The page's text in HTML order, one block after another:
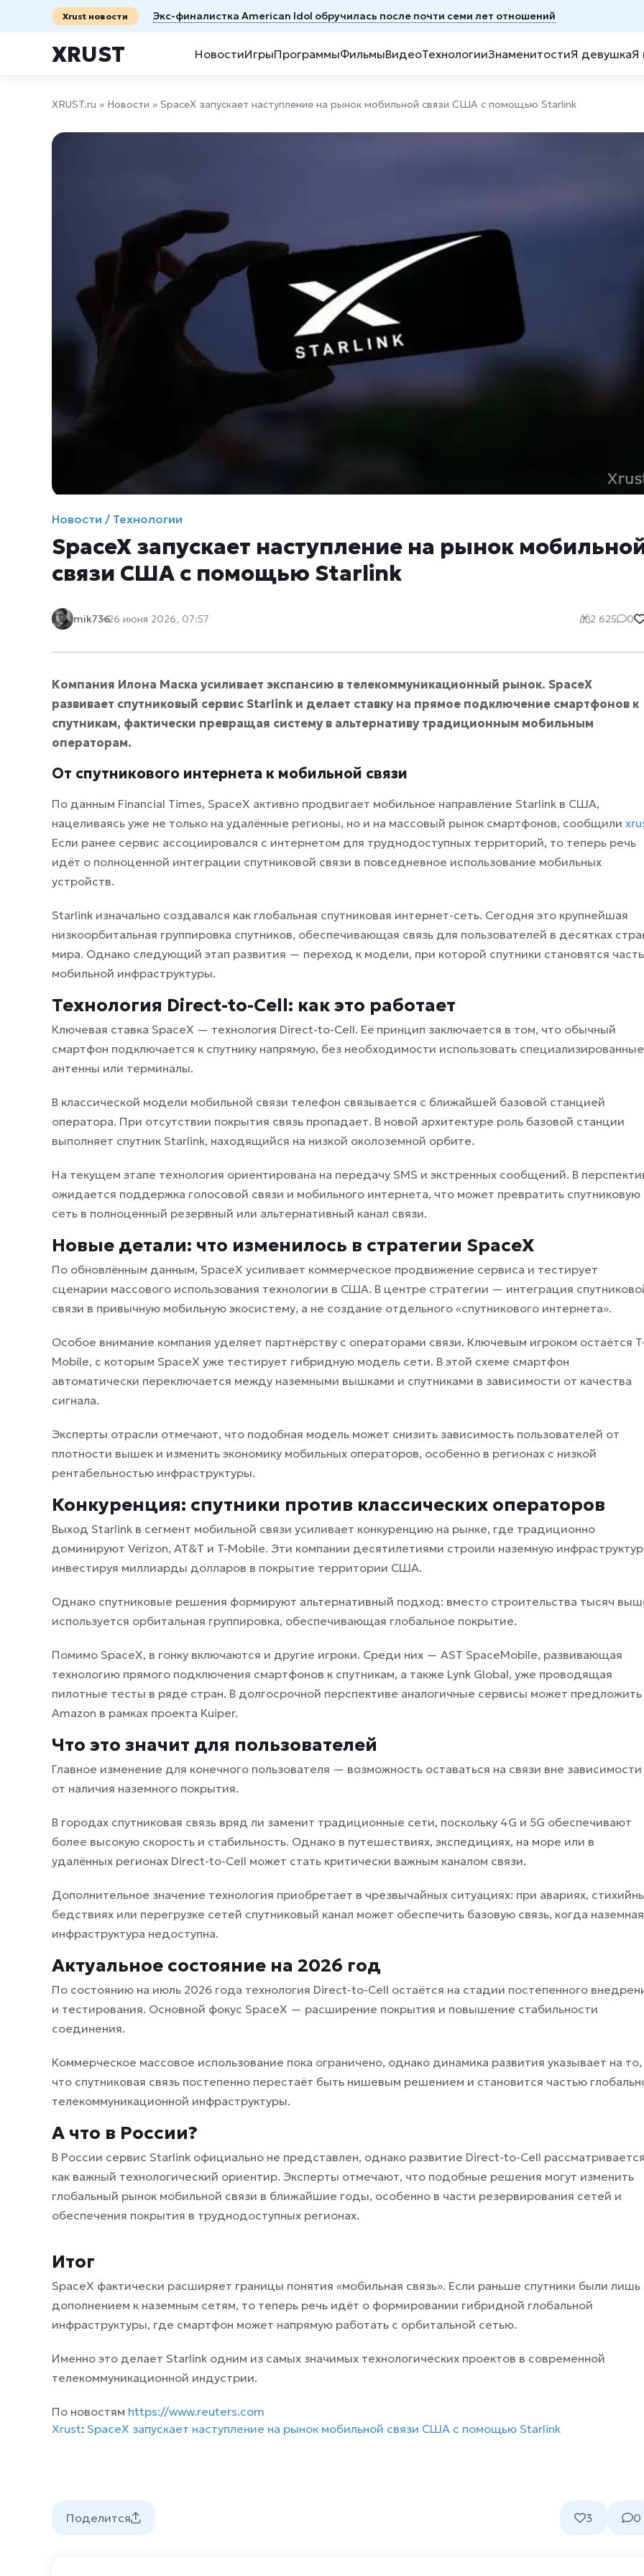
Xrust новости Экс-финалистка American Idol обручилась после почти семи лет отношений
XRUST НовостиИгрыПрограммыФильмыВидеоТехнологииЗнаменитостиЯ девушкаЯ
XRUST.ru » Новости » SpaceX запускает наступление на рынок мобильной связи США с помощью Starlink
Новости / Технологии
SpaceX запускает наступление на рынок
связи США с помощью Starlink
mik73626 июня 2026, 07:57 2 625 0
Компания Илона Маска усиливает экспансию в телекоммуникационный рынок. SpaceX
развивает спутниковый сервис Starlink и делает ставку на прямое подключение смартфонов к
спутникам, фактически превращая систему в альтернативу традиционным мобильным
операторам.
От спутникового интернета к мобильной связи
По данным Financial Times, SpaceX активно продвигает мобильное направление Starlink в США,
нацеливаясь уже не только на удалённые регионы, но и на массовый рынок смартфонов, сообщили
Если ранее сервис ассоциировался с интернетом для труднодоступных территорий, то теперь речь
идёт о полноценной интеграции спутниковой связи в повседневное использование мобильных
устройств.
Starlink изначально создавался как глобальная спутниковая интернет-сеть. Сегодня это крупнейшая
низкоорбитальная группировка спутников, обеспечивающая связь для пользователей в десятках
мира. Однако следующий этап развития — переход к модели, при которой спутники становятся
мобильной инфраструктуры.
Технология Direct-to-Cell: как это работает
Ключевая ставка SpaceX — технология Direct-to-Cell. Её принцип заключается в том, что обычный
смартфон подключается к спутнику напрямую, без необходимости использовать специализированные
антенны или терминалы.
В классической модели мобильной связи телефон связывается с ближайшей базовой станцией
оператора. При отсутствии покрытия связь пропадает. В новой архитектуре роль базовой станции
выполняет спутник Starlink, находящийся на низкой околоземной орбите.
На текущем этапе технология ориентирована на передачу SMS и экстренных сообщений. В
ожидается поддержка голосовой связи и мобильного интернета, что может превратить спутниковую
сеть в полноценный резервный или альтернативный канал связи.
Новые детали: что изменилось в стратегии SpaceX
По обновлённым данным, SpaceX усиливает коммерческое продвижение сервиса и тестирует
сценарии массового использования технологии в США. В центре стратегии — интеграция
связи в привычную мобильную экосистему, а не создание отдельного «спутникового интернета».
Особое внимание компания уделяет партнёрству с операторами связи. Ключевым игроком остаётся
Mobile, с которым SpaceX уже тестирует гибридную модель сети. В этой схеме смартфон
автоматически переключается между наземными вышками и спутниками в зависимости от качества
сигнала.
Эксперты отрасли отмечают, что подобная модель может снизить зависимость пользователей от
плотности вышек и изменить экономику мобильных операторов, особенно в регионах с низкой
рентабельностью инфраструктуры.
Конкуренция: спутники против классических операторов
Выход Starlink в сегмент мобильной связи усиливает конкуренцию на рынке, где традиционно
доминируют Verizon, AT&T и T-Mobile. Эти компании десятилетиями строили наземную
инвестируя миллиарды долларов в покрытие территории США.
Однако спутниковые решения формируют альтернативный подход: вместо строительства тысяч
используется орбитальная группировка, обеспечивающая глобальное покрытие.
Помимо SpaceX, в гонку включаются и другие игроки. Среди них — AST SpaceMobile, развивающая
технологию прямого подключения смартфонов к спутникам, а также Lynk Global, уже проводящая
пилотные тесты в ряде стран. В долгосрочной перспективе аналогичные сервисы может
Amazon в рамках проекта Kuiper.
Что это значит для пользователей
Главное изменение для конечного пользователя — возможность оставаться на связи вне зависимости
от наличия наземного покрытия.
В городах спутниковая связь вряд ли заменит традиционные сети, поскольку 4G и 5G обеспечивают
более высокую скорость и стабильность. Однако в путешествиях, экспедициях, на море или в
удалённых регионах Direct-to-Cell может стать критически важным каналом связи.
Дополнительное значение технология приобретает в чрезвычайных ситуациях: при авариях,
бедствиях или перегрузке сетей спутниковый канал может обеспечить базовую связь, когда наземная
инфраструктура недоступна.
Актуальное состояние на 2026 год
По состоянию на июль 2026 года технология Direct-to-Cell остаётся на стадии постепенного
и тестирования. Основной фокус SpaceX — расширение покрытия и повышение стабильности
соединения.
Коммерческое массовое использование пока ограничено, однако динамика развития указывает на то,
что спутниковая связь постепенно перестаёт быть нишевым решением и становится частью
телекоммуникационной инфраструктуры.
А что в России?
В России сервис Starlink официально не представлен, однако развитие Direct-to-Cell
как важный технологический ориентир. Эксперты отмечают, что подобные решения могут изменить
глобальный рынок мобильной связи в ближайшие годы, особенно в части резервирования сетей и
обеспечения покрытия в труднодоступных регионах.
Итог
SpaceX фактически расширяет границы понятия «мобильная связь». Если раньше спутники были лишь
дополнением к наземным сетям, то теперь речь идёт о формировании гибридной глобальной
инфраструктуры, где смартфон может напрямую работать с орбитальной сетью.
Именно это делает Starlink одним из самых значимых технологических проектов в современной
телекоммуникационной индустрии.
По новостям https://www.reuters.com
Xrust: SpaceX запускает наступление на рынок мобильной связи США с помощью Starlink
Поделится 3 0